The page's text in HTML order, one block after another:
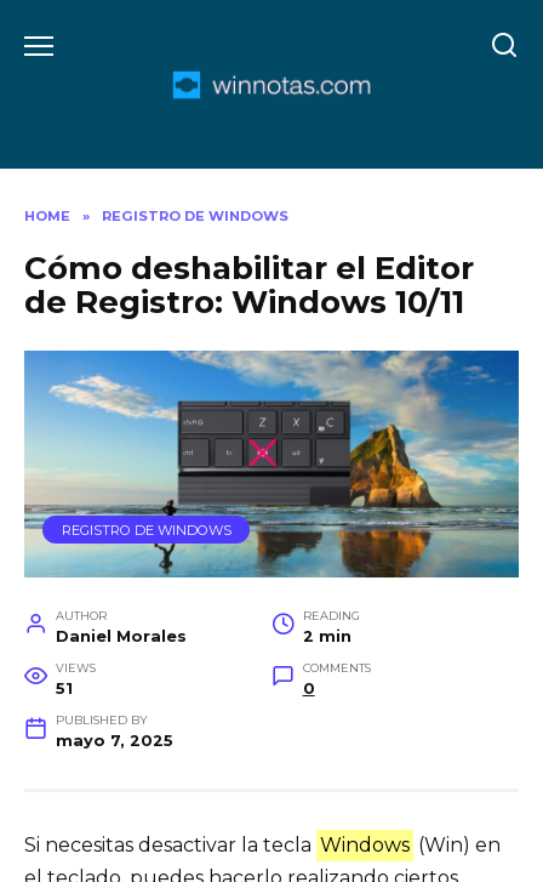
HOME » REGISTRO DE WINDOWS
Cómo deshabilitar el Editor
de Registro: Windows 10/11
REGISTRO DE WINDOWS
AUTHOR
Daniel Morales
READING
2 min
VIEWS
51
COMMENTS
0
PUBLISHED BY
mayo 7, 2025
Si necesitas desactivar la tecla Windows (Win) en